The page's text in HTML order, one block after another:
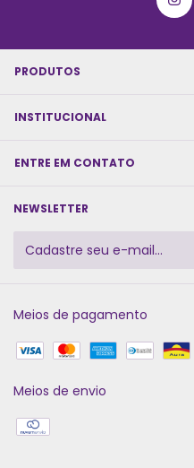
PRODUTOS
INSTITUCIONAL
ENTRE EM CONTATO
NEWSLETTER
Meios de pagamento
Meios de envio